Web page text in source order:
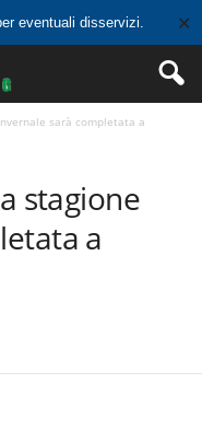
eventuali disservizi. ✕
sarà completata a
stagione
a